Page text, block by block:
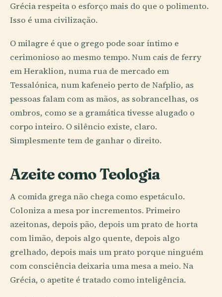
Grécia respeita o esforço mais do que o polimento.
Isso é uma civilização.
O milagre é que o grego pode soar íntimo e
cerimonioso ao mesmo tempo. Num cais de ferry
em Heraklion, numa rua de mercado em
Tessalónica, num kafeneio perto de Nafplio, as
pessoas falam com as mãos, as sobrancelhas, os
ombros, como se a gramática tivesse alugado o
corpo inteiro. O silêncio existe, claro.
Simplesmente tem de ganhar o direito.
Azeite como Teologia
A comida grega não chega como espetáculo.
Coloniza a mesa por incrementos. Primeiro
azeitonas, depois pão, depois um prato de horta
com limão, depois algo quente, depois algo
grelhado, depois mais um prato porque ninguém
com consciência deixaria uma mesa a meio. Na
Grécia, o apetite é tratado como inteligência.